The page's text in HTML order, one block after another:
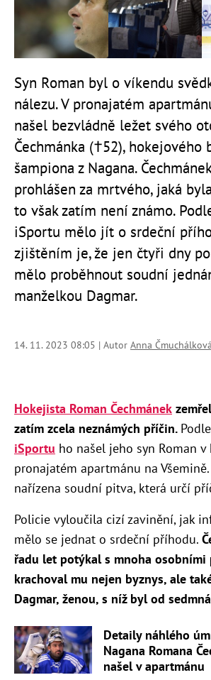
Syn Roman byl o víkendu
nálezu. V pronajatém
našel bezvládně ležet svého
Čechmánka (†52), hokejového
šampiona z Nagana.
prohlášen za mrtvého, jaká
to však zatím není známo.
iSportu mělo jít o srdeční
zjištěním je, že jen čtyři dny
mělo proběhnout soudní
manželkou Dagmar.
14. 11. 2023 08:05 | Autor Anna Čmuchálková
Hokejista Roman Čechmánek
zatím zcela neznámých příčin.
iSportu ho našel jeho syn Roman
pronajatém apartmánu na
nařízena soudní pitva, která určí
Policie vyloučila cizí zavinění, jak
mělo se jednat o srdeční příhodu.
řadu let potýkal s mnoha osobními
krachoval mu nejen byznys, ale
Dagmar, ženou, s níž byl od
Detaily náhlého
Nagana Romana
našel v apartmánu